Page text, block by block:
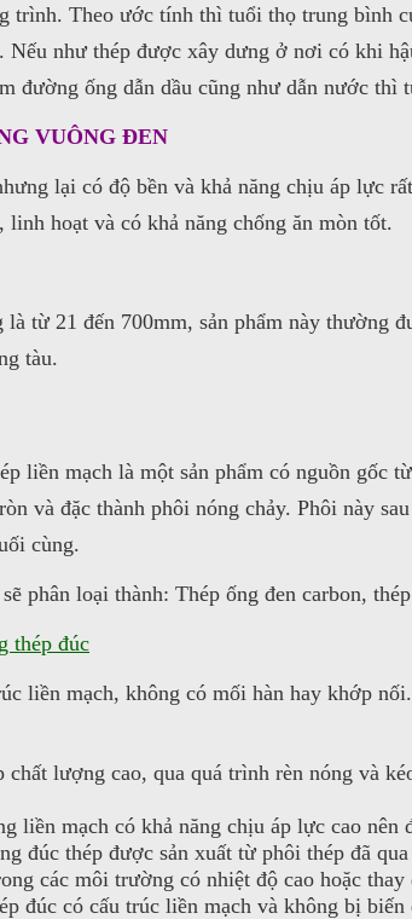
trình. Theo ước tính thì tuổi thọ trung bình
Nếu như thép được xây dưng ở nơi có khi
đường ống dẫn dầu cũng như dẫn nước thì
VUÔNG ĐEN
lại có độ bền và khả năng chịu áp lực
linh hoạt và có khả năng chống ăn mòn tốt.
từ 21 đến 700mm, sản phẩm này thường
tàu.
liền mạch là một sản phẩm có nguồn gốc
và đặc thành phôi nóng chảy. Phôi này
cùng.
phân loại thành: Thép ống đen carbon,
thép đúc
liền mạch, không có mối hàn hay khớp
lượng cao, qua quá trình rèn nóng và
liền mạch có khả năng chịu áp lực cao
đúc thép được sản xuất từ phôi thép đã
các môi trường có nhiệt độ cao hoặc
đúc có cấu trúc liền mạch và không bị